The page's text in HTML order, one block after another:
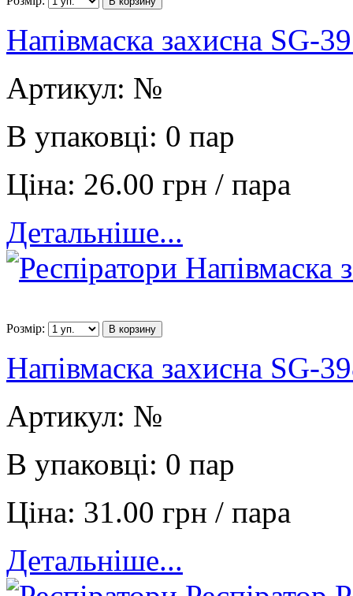
Напівмаска захисна SG-
Артикул: №
В упаковці: 0 пар
Ціна: 26.00 грн / пара
Детальніше...
Розмір: В корзину
Напівмаска захисна SG-
Артикул: №
В упаковці: 0 пар
Ціна: 31.00 грн / пара
Детальніше...